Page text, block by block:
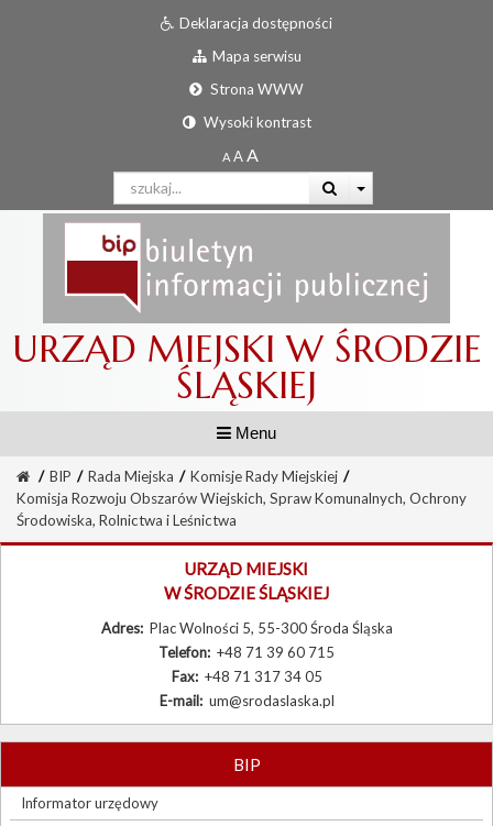
Deklaracja dostępności
Mapa serwisu
Strona WWW
Wysoki kontrast
URZĄD MIEJSKI W ŚRODZIE
ŚLĄSKIEJ
Menu
Informator urzędowy
Burmistrz
Sołectwa
Procedury urzędowe
Sygnaliści
/ BIP / Rada Miejska / Komisje Rady Miejskiej /
Komisja Rozwoju Obszarów Wiejskich, Spraw Komunalnych, Ochrony
Środowiska, Rolnictwa i Leśnictwa
URZĄD MIEJSKI
W ŚRODZIE ŚLĄSKIEJ
Adres: Plac Wolności 5, 55-300 Środa Śląska
Telefon: +48 71 39 60 715
Fax: +48 71 317 34 05
E-mail: um@srodaslaska.pl
BIP
Informator urzędowy